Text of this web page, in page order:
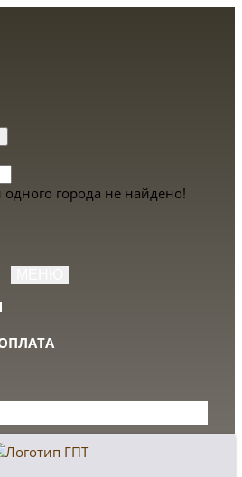
города не найдено!